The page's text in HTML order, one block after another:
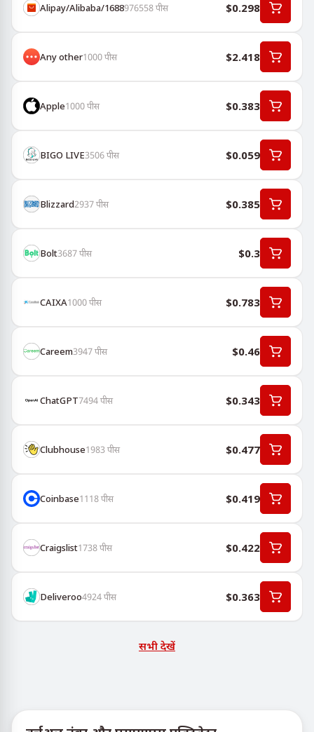
Alipay/Alibaba/1688976558पीस $0.298
Any other1000पीस $2.418
Apple1000पीस $0.383
BIGO LIVE3506पीस $0.059
Blizzard2937पीस $0.385
Bolt3687पीस $0.3
CAIXA1000पीस $0.783
Careem3947पीस $0.46
ChatGPT7494पीस $0.343
Clubhouse1983पीस $0.477
Coinbase1118पीस $0.419
Craigslist1738पीस $0.422
Deliveroo4924पीस $0.363
सभी देखें